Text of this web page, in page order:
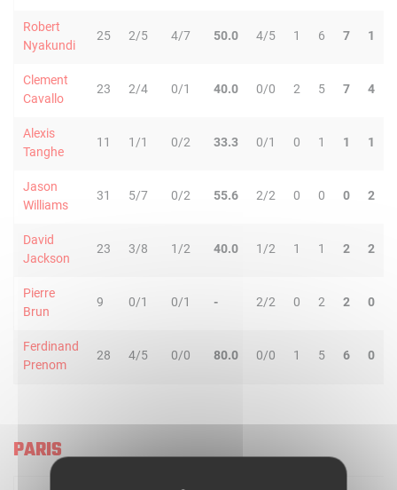
Robert
Nyakundi
25 2/5 4/7 50.0 4/5 1 6 7 1
Clement
Cavallo
23 2/4 0/1 40.0 0/0 2 5 7 4
Alexis
Tanghe
11 1/1 0/2 33.3 0/1 0 1 1 1
Jason
Williams
31 5/7 0/2 55.6 2/2 0 0 0 2
David
Jackson
23 3/8 1/2 40.0 1/2 1 1 2 2
Pierre
Brun
9 0/1 0/1 - 2/2 0 2 2 0
Ferdinand
Prenom
28 4/5 0/0 80.0 0/0 1 5 6 0
PARIS